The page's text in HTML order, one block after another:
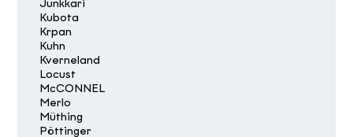
Junkkari
Kubota
Krpan
Kuhn
Kverneland
Locust
McCONNEL
Merlo
Müthing
Pöttinger